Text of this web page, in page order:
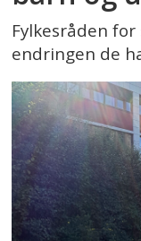
Fylkesråden
endringen de